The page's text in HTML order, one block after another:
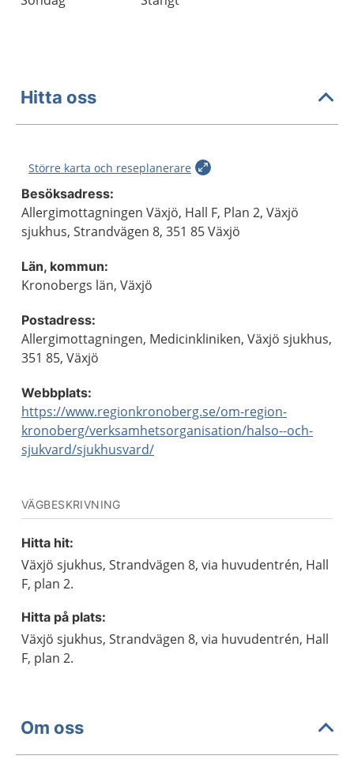
Hitta oss
Större karta och reseplanerare
Besöksadress:
Allergimottagningen Växjö, Hall F, Plan 2, Växjö
sjukhus, Strandvägen 8, 351 85 Växjö
Län, kommun:
Kronobergs län, Växjö
Postadress:
Allergimottagningen, Medicinkliniken, Växjö sjukhus,
351 85, Växjö
Webbplats:
https://www.regionkronoberg.se/om-region-
kronoberg/verksamhetsorganisation/halso--och-
sjukvard/sjukhusvard/
VÄGBESKRIVNING
Hitta hit:
Växjö sjukhus, Strandvägen 8, via huvudentrén, Hall
F, plan 2.
Hitta på plats:
Växjö sjukhus, Strandvägen 8, via huvudentrén, Hall
F, plan 2.
Om oss